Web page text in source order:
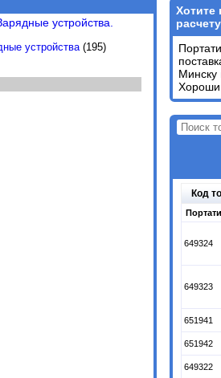
устройства.
устройства(195)
Хотите
Минску
Код
649324
649323
651941
651942
649322